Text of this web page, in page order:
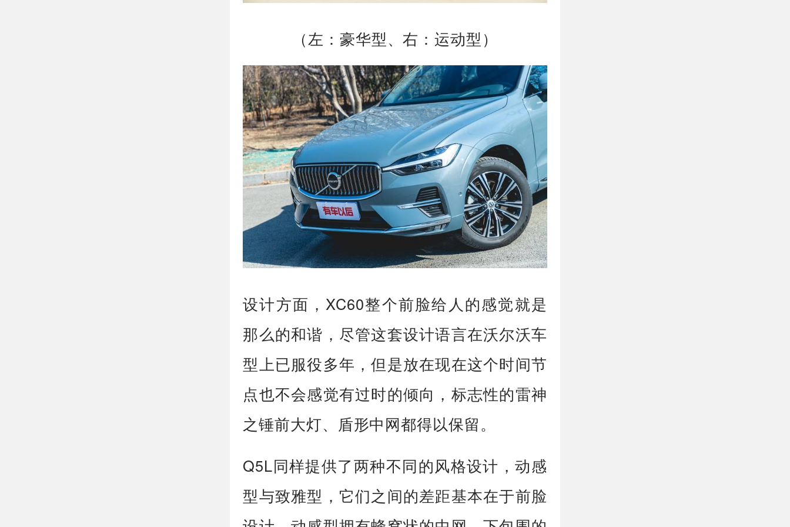
（左：豪华型、右：运动型）
设计方面，XC60整个前脸给人的感觉就是
那么的和谐，尽管这套设计语言在沃尔沃车
型上已服役多年，但是放在现在这个时间节
点也不会感觉有过时的倾向，标志性的雷神
之锤前大灯、盾形中网都得以保留。
Q5L同样提供了两种不同的风格设计，动感
型与致雅型，它们之间的差距基本在于前脸